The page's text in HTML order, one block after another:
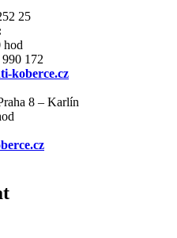
25
hod
172
koberce.cz
8 – Karlín